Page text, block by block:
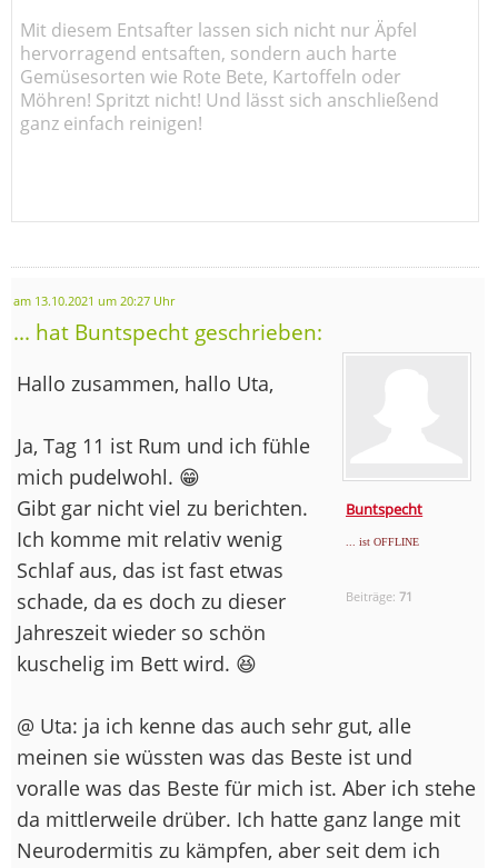
Mit diesem Entsafter lassen sich nicht nur Äpfel
hervorragend entsaften, sondern auch harte
Gemüsesorten wie Rote Bete, Kartoffeln oder
Möhren! Spritzt nicht! Und lässt sich anschließend
ganz einfach reinigen!
am 13.10.2021 um 20:27 Uhr
... hat Buntspecht geschrieben:
Buntspecht
... ist OFFLINE
Beiträge:71
Hallo zusammen, hallo Uta,
Ja, Tag 11 ist Rum und ich fühle
mich pudelwohl. 😁
Gibt gar nicht viel zu berichten.
Ich komme mit relativ wenig
Schlaf aus, das ist fast etwas
schade, da es doch zu dieser
Jahreszeit wieder so schön
kuschelig im Bett wird. 😆
@ Uta: ja ich kenne das auch sehr gut, alle
meinen sie wüssten was das Beste ist und
voralle was das Beste für mich ist. Aber ich stehe
da mittlerweile drüber. Ich hatte ganz lange mit
Neurodermitis zu kämpfen, aber seit dem ich